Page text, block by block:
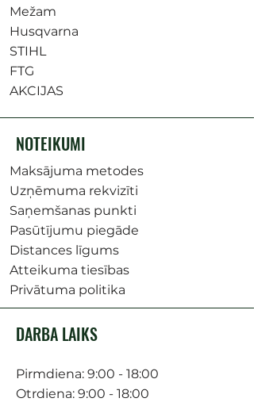
Mežam
Husqvarna
STIHL
FTG
AKCIJAS
NOTEIKUMI
Maksājuma metodes
Uzņēmuma rekvizīti
Saņemšanas punkti
Pasūtījumu piegāde
Distances līgums
Atteikuma tiesības
Privātuma politika
DARBA LAIKS
Pirmdiena: 9:00 - 18:00
Otrdiena: 9:00 - 18:00